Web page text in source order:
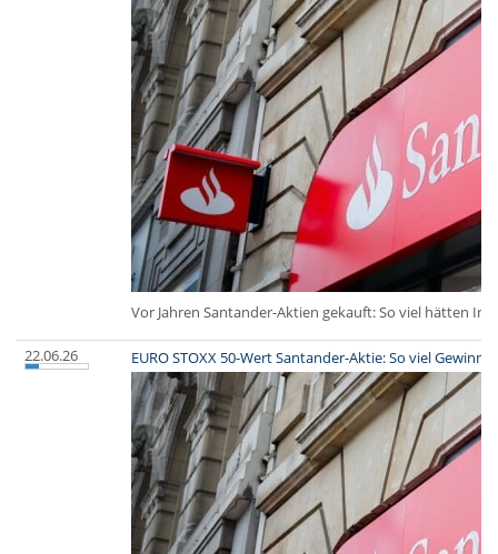
Vor Jahren Santander-Aktien gekauft: So viel hätten
22.06.26 EURO STOXX 50-Wert Santander-Aktie: So viel